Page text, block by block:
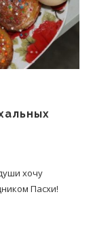
хочу
Пасхи!